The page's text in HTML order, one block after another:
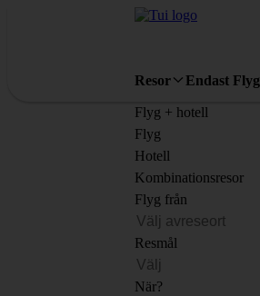
Resor Endast Flyg
Flyg + hotell
Flyg
Hotell
Kombinationsresor
Flyg från
Resmål
När?